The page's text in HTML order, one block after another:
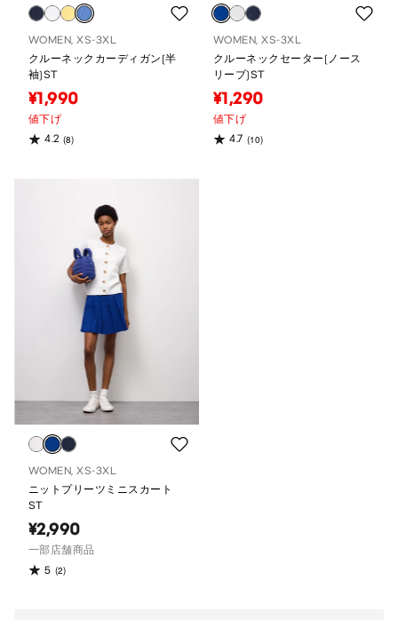
WOMEN, XS-3XL
クルーネックカーディガン(半
袖)ST
¥1,990
値下げ
4.2 (8)
WOMEN, XS-3XL
クルーネックセーター(ノース
リーブ)ST
¥1,290
値下げ
4.7 (10)
WOMEN, XS-3XL
ニットプリーツミニスカート
ST
¥2,990
一部店舗商品
5 (2)